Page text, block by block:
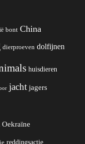
bont China
dierproeven dolfijnen
huisdieren
jacht jagers
Oekraïne
reddingsactie